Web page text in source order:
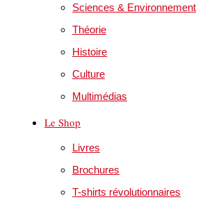
Sciences & Environnement
Théorie
Histoire
Culture
Multimédias
Le Shop
Livres
Brochures
T-shirts révolutionnaires